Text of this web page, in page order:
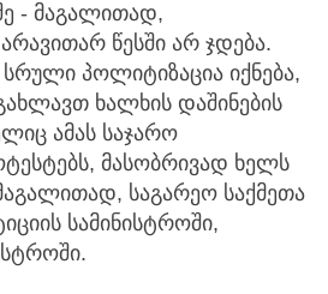
- მაგალითად,
წესში არ ჯდება.
სრული პოლიტიზაცია იქნება,
გახლავთ ხალხის დაშინების
ამას საჯარო
მასობრივად ხელს
საგარეო საქმეთა
სამინისტროში,